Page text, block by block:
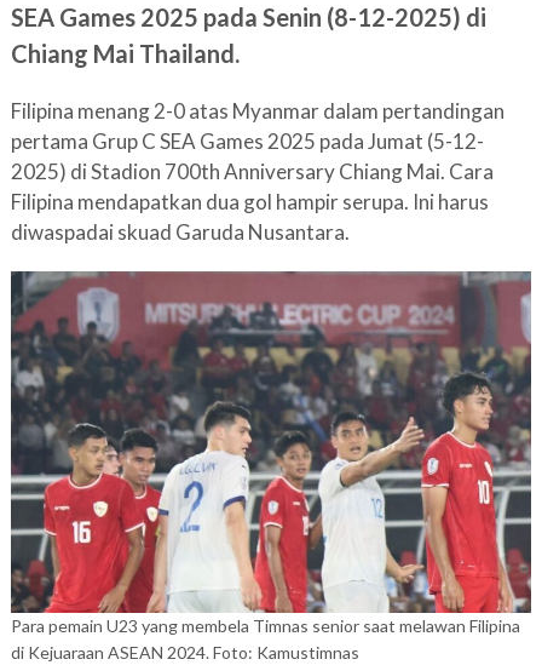
SEA Games 2025 pada Senin (8-12-2025) di
Chiang Mai Thailand.
Filipina menang 2-0 atas Myanmar dalam pertandingan
pertama Grup C SEA Games 2025 pada Jumat (5-12-
2025) di Stadion 700th Anniversary Chiang Mai. Cara
Filipina mendapatkan dua gol hampir serupa. Ini harus
diwaspadai skuad Garuda Nusantara.
Para pemain U23 yang membela Timnas senior saat melawan Filipina
di Kejuaraan ASEAN 2024. Foto: Kamustimnas